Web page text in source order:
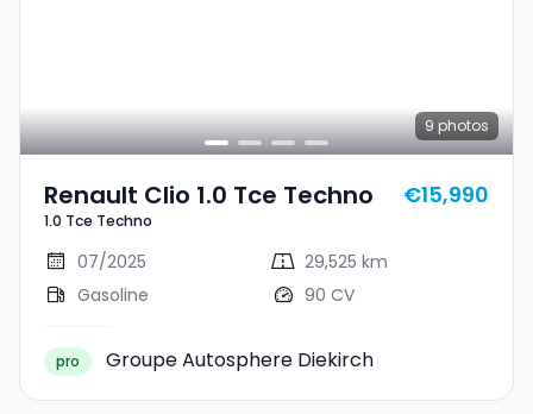
9 photos
Renault Clio 1.0 Tce Techno
1.0 Tce Techno
€15,990
07/2025
29,525 km
Gasoline
90 CV
pro Groupe Autosphere Diekirch